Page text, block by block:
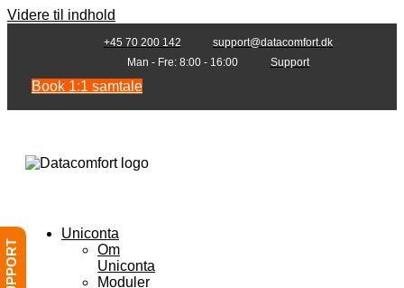
Videre til indhold
+45 70 200 142
support@datacomfort.dk
Man - Fre: 8:00 - 16:00
Support
Book 1:1 samtale
Uniconta
Om
Uniconta
Moduler
SUPPORT